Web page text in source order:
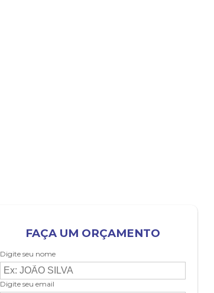
FAÇA UM ORÇAMENTO
Digite seu nome
Digite seu email